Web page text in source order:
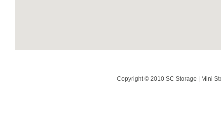
Copyright © 2010 SC Storage | Mini